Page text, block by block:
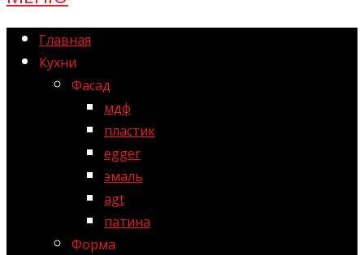
Главная
Кухни
Фасад
мдф
пластик
egger
эмаль
agt
патина
Форма